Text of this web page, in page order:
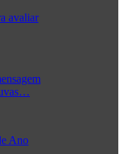
avaliar
Ano